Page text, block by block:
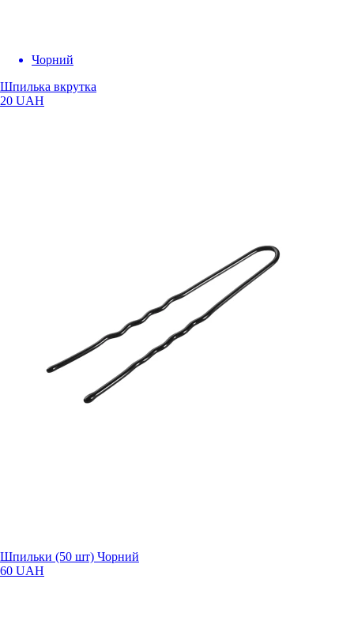
Чорний
Шпилька вкрутка
20 UAH
Шпильки (50 шт) Чорний
60 UAH